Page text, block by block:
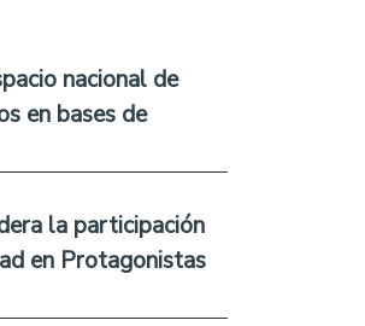
nacional de
en bases de
la participación
en Protagonistas